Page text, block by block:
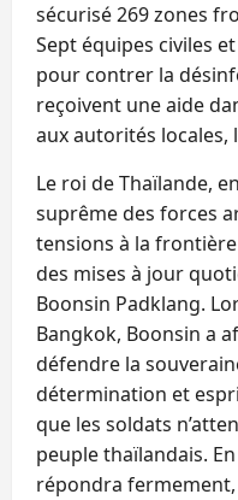
sécurisé 269 zones
Sept équipes civiles
pour contrer la
reçoivent une aide
aux autorités locales,
Le roi de Thaïlande,
suprême des forces
tensions à la
des mises à jour
Boonsin Padklang.
Bangkok, Boonsin a
défendre la
détermination et
que les soldats
peuple thaïlandais.
répondra